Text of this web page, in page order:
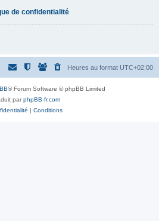
de confidentialité
Heures au format UTC+02:00
® Forum Software © phpBB Limited
parphpBB-fr.com
| Conditions